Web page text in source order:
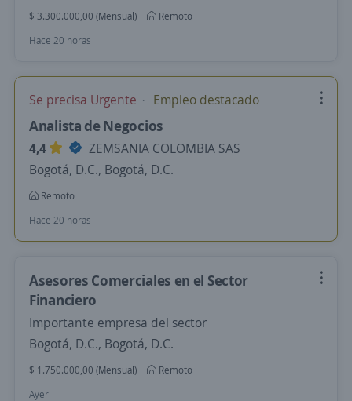
$ 3.300.000,00 (Mensual)
Remoto
Hace 20 horas
Se precisa Urgente Empleo destacado
Analista de Negocios
4,4
ZEMSANIA COLOMBIA SAS
Bogotá, D.C., Bogotá, D.C.
Remoto
Hace 20 horas
Asesores Comerciales en el Sector
Financiero
Importante empresa del sector
Bogotá, D.C., Bogotá, D.C.
$ 1.750.000,00 (Mensual)
Remoto
Ayer